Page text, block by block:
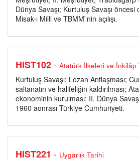
Dünya Savaşı; Kurtuluş Savaşı
Misak-ı Milli ve TBMM`nin açılışı.
HIST102- Atatürk İlkeleri ve İnkilâp
Kurtuluş Savaşı; Lozan Antlaşması;
saltanatın ve halifeliğin kaldırılması;
ekonominin kurulması; II. Dünya
1960 aonrası Türkiye Cumhuriyeti.
HIST221 - Uygarlık Tarihi